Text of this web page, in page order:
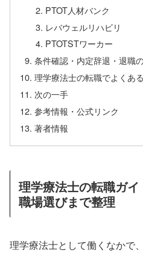
PTOT人材バンク
レバウェルリハビリ
PTOTSTワーカー
条件確認・内定辞退・退職
理学療法士の転職でよくあ
次の一手
参考情報・公式リンク
著者情報
理学療法士の転職ガ
職場選びまで整理
理学療法士として働くなかで